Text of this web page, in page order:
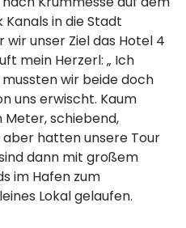
in die Stadt
wir unser Ziel das Hotel 4
mein Herzerl: „ Ich
wir beide doch
uns erwischt. Kaum
schiebend,
aber hatten unsere Tour
dann mit großem
im Hafen zum
Lokal gelaufen.